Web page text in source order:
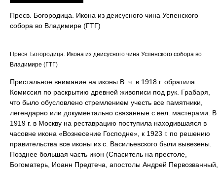
Пресв. Богородица. Икона из деисусного чина Успенского
собора во Владимире (ГТГ)
Пресв. Богородица. Икона из деисусного чина Успенского собора во
Владимире (ГТГ)
Пристальное внимание на иконы В. ч. в 1918 г. обратила
Комиссия по раскрытию древней живописи под рук. Грабаря,
что было обусловлено стремлением учесть все памятники,
легендарно или документально связанные с вел. мастерами. В
1919 г. в Москву на реставрацию поступила находившаяся в
часовне икона «Вознесение Господне», к 1923 г. по решению
правительства все иконы из с. Васильевского были вывезены.
Позднее большая часть икон (Спаситель на престоле,
Богоматерь, Иоанн Предтеча, апостолы Андрей Первозванный,